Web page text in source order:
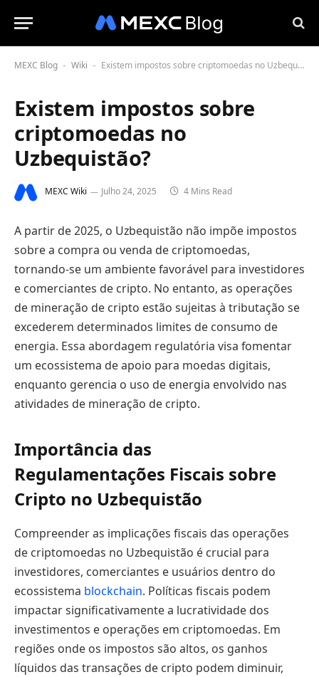
MEXC Blog - Wiki - Existem impostos sobre criptomoedas no Uzbequistão?
Existem impostos sobre
criptomoedas no
Uzbequistão?
MEXC Wiki Julho 24, 2025 4 Mins Read
A partir de 2025, o Uzbequistão não impõe impostos
sobre a compra ou venda de criptomoedas,
tornando-se um ambiente favorável para investidores
e comerciantes de cripto. No entanto, as operações
de mineração de cripto estão sujeitas à tributação se
excederem determinados limites de consumo de
energia. Essa abordagem regulatória visa fomentar
um ecossistema de apoio para moedas digitais,
enquanto gerencia o uso de energia envolvido nas
atividades de mineração de cripto.
Importância das
Regulamentações Fiscais sobre
Cripto no Uzbequistão
Compreender as implicações fiscais das operações
de criptomoedas no Uzbequistão é crucial para
investidores, comerciantes e usuários dentro do
ecossistema blockchain. Políticas fiscais podem
impactar significativamente a lucratividade dos
investimentos e operações em criptomoedas. Em
regiões onde os impostos são altos, os ganhos
líquidos das transações de cripto podem diminuir,